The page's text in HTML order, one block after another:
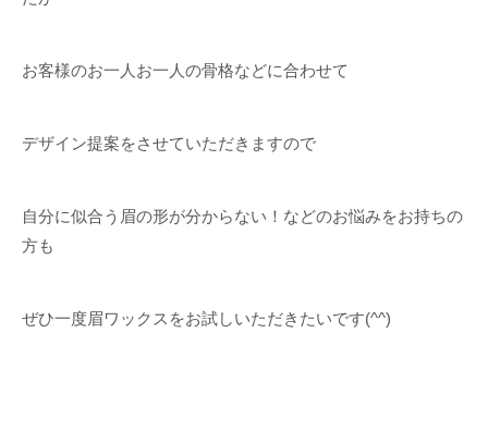
お客様のお一人お一人の骨格などに合わせて
デザイン提案をさせていただきますので
自分に似合う眉の形が分からない！などのお悩みをお持ちの
方も
ぜひ一度眉ワックスをお試しいただきたいです(^^)